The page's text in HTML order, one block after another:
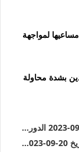
لمواجهة
بشدة محاولة